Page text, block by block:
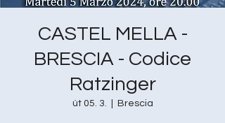
CASTEL MELLA -
BRESCIA - Codice
Ratzinger
út 05. 3. Brescia